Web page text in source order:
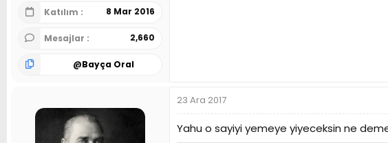
Katılım
8 Mar 2016
Mesajlar 2,660
@Bayça Oral
23 Ara 2017
Yahu o sayiyi yemeye yiyeceksin ne